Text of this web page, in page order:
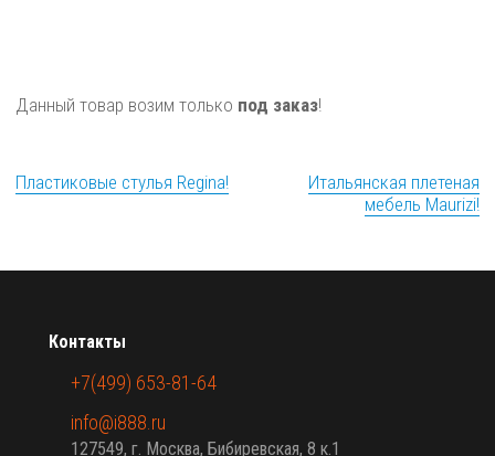
Данный товар возим только под заказ!
Пластиковые стулья Regina!
Итальянская плетеная
мебель Maurizi!
Контакты
+7(499) 653-81-64
info@i888.ru
127549, г. Москва, Бибиревская, 8 к.1